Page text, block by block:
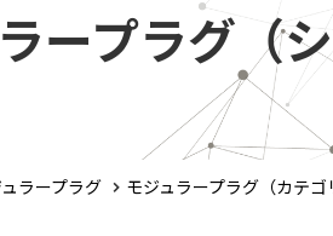
ープラグ（
ラープラグ モジュラープラグ（カテゴ